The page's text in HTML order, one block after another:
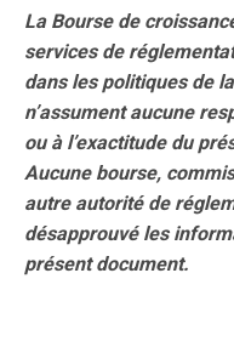
La Bourse de
services de
dans les politiques de
n’assument aucune
ou à l’exactitude du
Aucune bourse,
autre autorité de
désapprouvé les
présent document.